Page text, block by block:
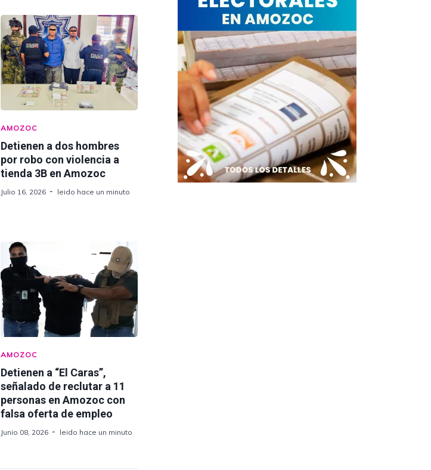
AMOZOC
Detienen a dos hombres
por robo con violencia a
tienda 3B en Amozoc
Julio 16, 2026 leido hace un minuto
AMOZOC
Detienen a “El Caras”,
señalado de reclutar a 11
personas en Amozoc con
falsa oferta de empleo
Junio 08, 2026 leido hace un minuto